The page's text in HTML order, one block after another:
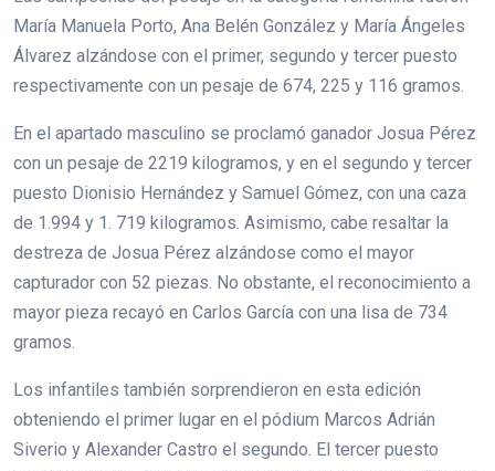
María Manuela Porto, Ana Belén González y María Ángeles
Álvarez alzándose con el primer, segundo y tercer puesto
respectivamente con un pesaje de 674, 225 y 116 gramos.
En el apartado masculino se proclamó ganador Josua Pérez
con un pesaje de 2219 kilogramos, y en el segundo y tercer
puesto Dionisio Hernández y Samuel Gómez, con una caza
de 1.994 y 1. 719 kilogramos. Asimismo, cabe resaltar la
destreza de Josua Pérez alzándose como el mayor
capturador con 52 piezas. No obstante, el reconocimiento a
mayor pieza recayó en Carlos García con una lisa de 734
gramos.
Los infantiles también sorprendieron en esta edición
obteniendo el primer lugar en el pódium Marcos Adrián
Siverio y Alexander Castro el segundo. El tercer puesto